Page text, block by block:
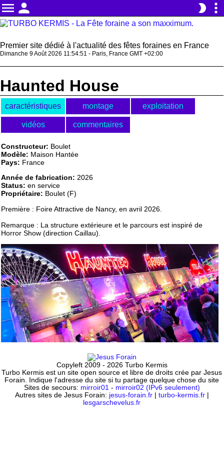
menu person brightness_2 more_vert
Premier site dédié à l'actualité des fêtes foraines en France
Dimanche 9 Août 2026 11:54:51 - Paris, France GMT +02:00
Haunted House
caractéristiques montage exploitation
vidéos commentaires
Constructeur: Boulet
Modèle: Maison Hantée
Pays: France
Année de fabrication: 2026
Status: en service
Propriétaire: Boulet (F)
Première : Foire Attractive de Nancy, en avril 2026.
Remarque : La structure extérieure et le parcours est inspiré de
Horror Show (direction Caillau).
Copyleft 2009 - 2026 Turbo Kermis
Turbo Kermis est un site open source et libre de droits crée par Jesus
Forain. Indique l'adresse du site si tu partage quelque chose du site
Sites de secours: mirroir01 - mirroir02 (IPv6 seulement)
Autres sites de Jesus Forain: jesus-forain.fr| turbo-kermis.fr|
lesgarschevelus.fr